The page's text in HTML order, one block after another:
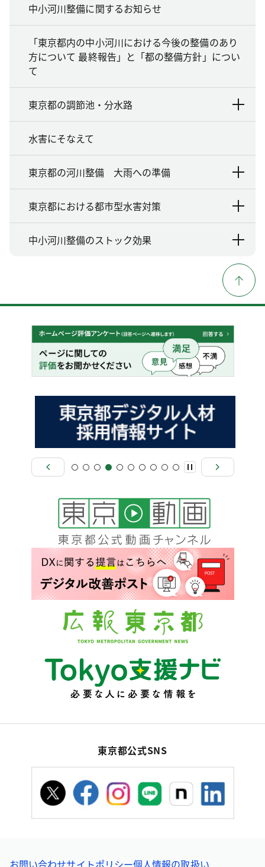
中小河川整備に関するお知らせ
「東京都内の中小河川における今後の整備のあり
方について 最終報告」と「都の整備方針」につい
て
東京都の調節池・分水路
水害にそなえて
東京都の河川整備 大雨への準備
東京都における都市型水害対策
中小河川整備のストック効果
東京都公式SNS
お問い合わせサイトポリシー個人情報の取扱い